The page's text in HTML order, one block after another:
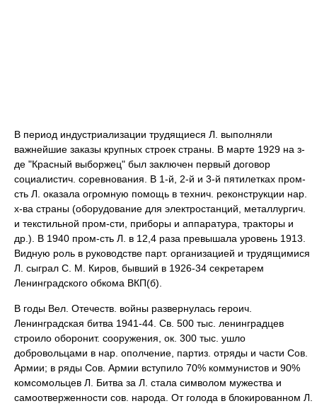
В период индустриализации трудящиеся Л. выполняли
важнейшие заказы крупных строек страны. В марте 1929 на з-
де "Красный выборжец" был заключен первый договор
социалистич. соревнования. В 1-й, 2-й и 3-й пятилетках пром-
сть Л. оказала огромную помощь в технич. реконструкции нар.
х-ва страны (оборудование для электростанций, металлургич.
и текстильной пром-сти, приборы и аппаратура, тракторы и
др.). В 1940 пром-сть Л. в 12,4 раза превышала уровень 1913.
Видную роль в руководстве парт. организацией и трудящимися
Л. сыграл С. М. Киров, бывший в 1926-34 секретарем
Ленинградского обкома ВКП(б).
В годы Вел. Отечеств. войны развернулась героич.
Ленинградская битва 1941-44. Св. 500 тыс. ленинградцев
строило оборонит. сооружения, ок. 300 тыс. ушло
добровольцами в нар. ополчение, партиз. отряды и части Сов.
Армии; в ряды Сов. Армии вступило 70% коммунистов и 90%
комсомольцев Л. Битва за Л. стала символом мужества и
самоотверженности сов. народа. От голода в блокированном Л.